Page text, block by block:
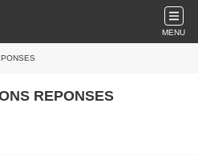
MENU
REPONSES